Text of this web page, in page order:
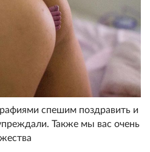
спешим поздравить и
Также мы вас очень